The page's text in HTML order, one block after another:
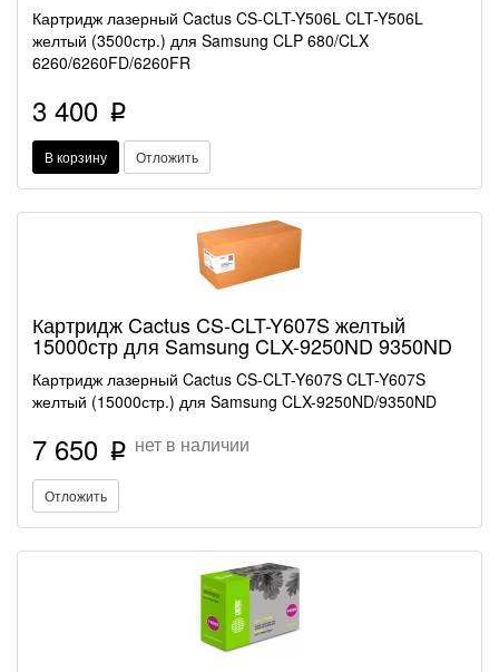
Картридж лазерный Cactus CS-CLT-Y506L CLT-Y506L
желтый (3500стр.) для Samsung CLP 680/CLX
6260/6260FD/6260FR
3 400 p
В корзину Отложить
Картридж Cactus CS-CLT-Y607S желтый
15000стр для Samsung CLX-9250ND 9350ND
Картридж лазерный Cactus CS-CLT-Y607S CLT-Y607S
желтый (15000стр.) для Samsung CLX-9250ND/9350ND
7 650 p нет в наличии
Отложить